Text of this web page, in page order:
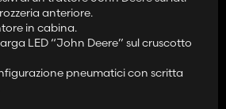
cabina.
da parte di "klaxon_train1".
€).
anteriore.
in cabina.
LED “John Deere” sul cruscotto
pneumatici con scritta